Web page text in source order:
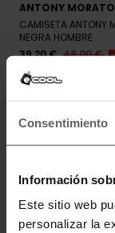
Consentimiento
Información
Este sitio web
personalizar la
ANTONY MORATO
CAMISETA ANTONY
NEGRA HOMBRE
39,20 € 49,00 €
REBAJAS+